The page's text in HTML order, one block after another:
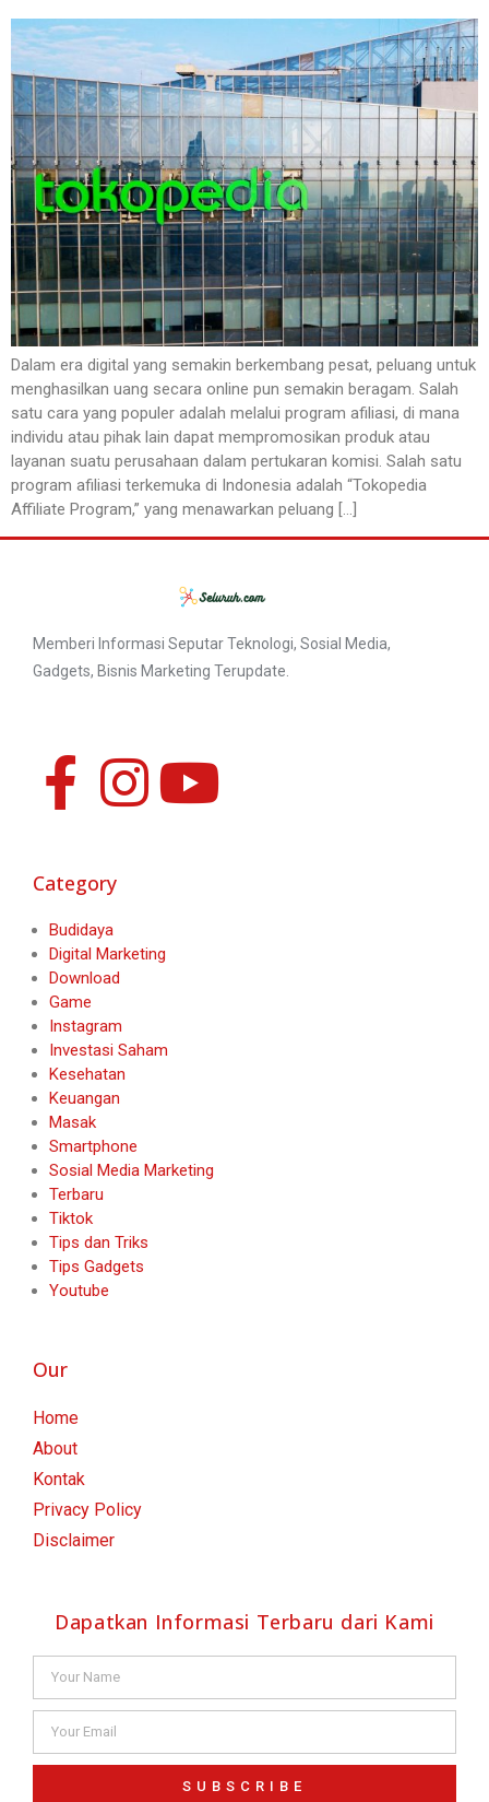
Dalam era digital yang semakin berkembang pesat, peluang untuk
menghasilkan uang secara online pun semakin beragam. Salah
satu cara yang populer adalah melalui program afiliasi, di mana
individu atau pihak lain dapat mempromosikan produk atau
layanan suatu perusahaan dalam pertukaran komisi. Salah satu
program afiliasi terkemuka di Indonesia adalah “Tokopedia
Affiliate Program,” yang menawarkan peluang […]
Memberi Informasi Seputar Teknologi, Sosial Media,
Gadgets, Bisnis Marketing Terupdate.
Category
Budidaya
Digital Marketing
Download
Game
Instagram
Investasi Saham
Kesehatan
Keuangan
Masak
Smartphone
Sosial Media Marketing
Terbaru
Tiktok
Tips dan Triks
Tips Gadgets
Youtube
Our
Home
About
Kontak
Privacy Policy
Disclaimer
Dapatkan Informasi Terbaru dari Kami
SUBSCRIBE